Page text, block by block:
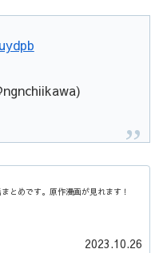
とめです。原作漫画が見れます！
2023.10.26